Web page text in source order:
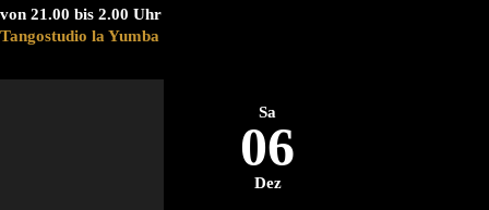
von 21.00 bis 2.00 Uhr
Tangostudio la Yumba
Sa
06
Dez